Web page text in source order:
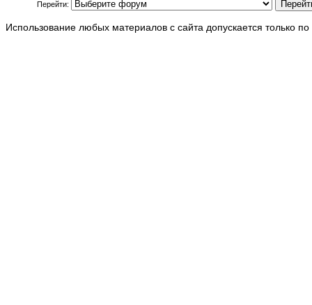
Перейти:
Использование любых материалов с сайта допускается только